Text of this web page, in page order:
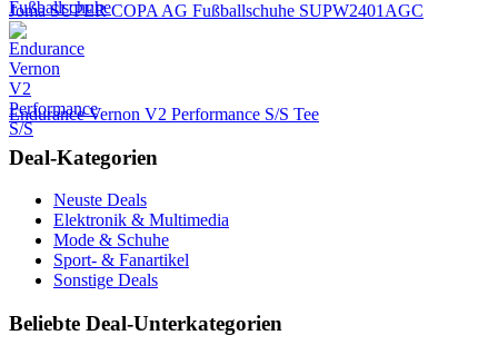
Joma SUPER COPA AG Fußballschuhe SUPW2401AGC
Endurance Vernon V2 Performance S/S Tee
Deal-Kategorien
Neuste Deals
Elektronik & Multimedia
Mode & Schuhe
Sport- & Fanartikel
Sonstige Deals
Beliebte Deal-Unterkategorien